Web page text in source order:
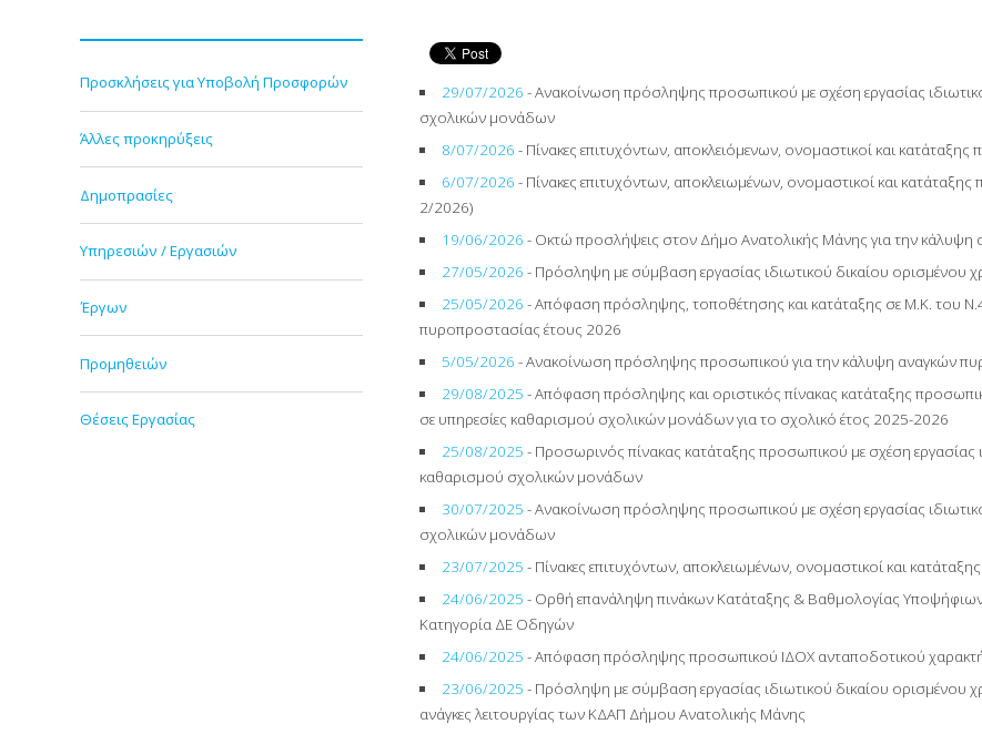
Προσκλήσεις για Υποβολή Προσφορών
Άλλες προκηρύξεις
Δημοπρασίες
Υπηρεσιών / Εργασιών
Έργων
Προμηθειών
Θέσεις Εργασίας
29/07/2026 - Ανακοίνωση πρόσληψης προσωπικού με σχέση εργασίας
σχολικών μονάδων
8/07/2026 - Πίνακες επιτυχόντων, αποκλειόμενων, ονομαστικοί και
6/07/2026 - Πίνακες επιτυχόντων, αποκλειωμένων, ονομαστικοί και
2/2026)
19/06/2026 - Οκτώ προσλήψεις στον Δήμο Ανατολικής Μάνης για την κάλυψη
27/05/2026 - Πρόσληψη με σύμβαση εργασίας ιδιωτικού δικαίου ορισμένου
25/05/2026 - Απόφαση πρόσληψης, τοποθέτησης και κατάταξης σε Μ.Κ. του
πυροπροστασίας έτους 2026
5/05/2026 - Ανακοίνωση πρόσληψης προσωπικού για την κάλυψη αναγκών
29/08/2025 - Απόφαση πρόσληψης και οριστικός πίνακας κατάταξης
σε υπηρεσίες καθαρισμού σχολικών μονάδων για το σχολικό έτος 2025-2026
25/08/2025 - Προσωρινός πίνακας κατάταξης προσωπικού με σχέση εργασίας
καθαρισμού σχολικών μονάδων
30/07/2025 - Ανακοίνωση πρόσληψης προσωπικού με σχέση εργασίας
σχολικών μονάδων
23/07/2025 - Πίνακες επιτυχόντων, αποκλειωμένων, ονομαστικοί και
24/06/2025 - Ορθή επανάληψη πινάκων Κατάταξης & Βαθμολογίας
Κατηγορία ΔΕ Οδηγών
24/06/2025 - Απόφαση πρόσληψης προσωπικού ΙΔΟΧ ανταποδοτικού
23/06/2025 - Πρόσληψη με σύμβαση εργασίας ιδιωτικού δικαίου ορισμένου
ανάγκες λειτουργίας των ΚΔΑΠ Δήμου Ανατολικής Μάνης